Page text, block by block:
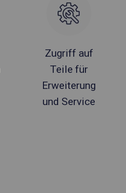
Zugriff auf
Teile für
Erweiterung
und Service